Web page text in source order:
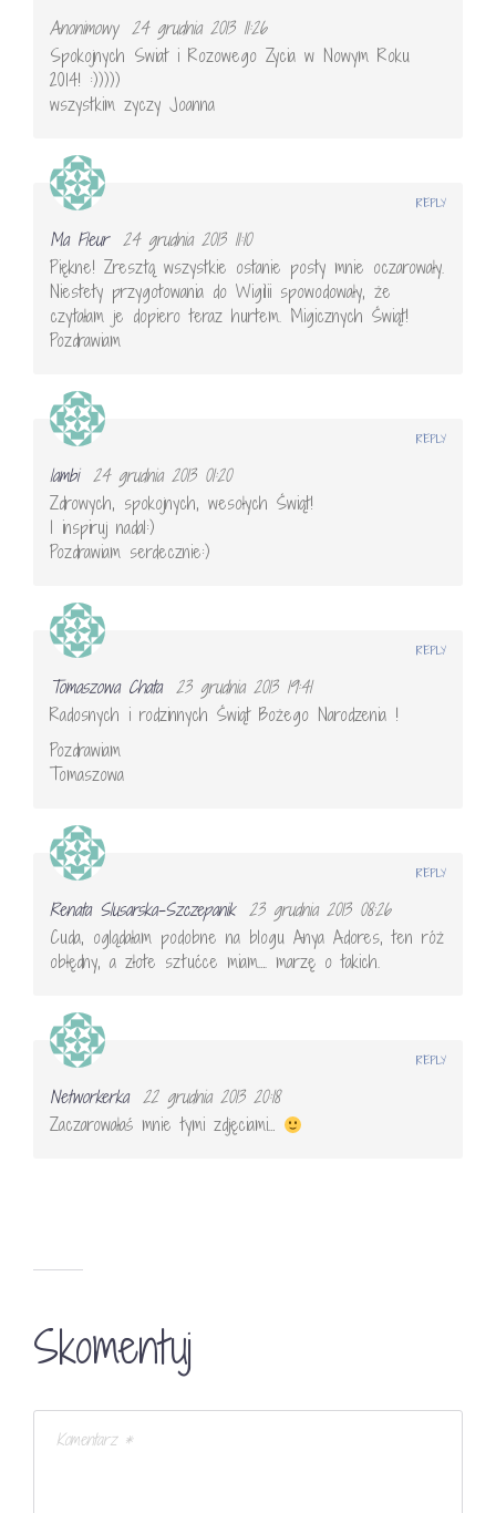
Anonimowy 24 grudnia 2013 11:26
Spokojnych Swiat i Rozowego Zycia w Nowym Roku
2014! :)))))
wszystkim zyczy Joanna
Ma Fleur 24 grudnia 2013 11:10
Piękne! Zresztą wszystkie ostanie posty mnie oczarowały.
Niestety przygotowania do Wigilii spowodowały, że
czytałam je dopiero teraz hurtem. Migicznych Świąt!
Pozdrawiam
REPLY
lambi 24 grudnia 2013 01:20
Zdrowych, spokojnych, wesołych Świąt!
I inspiruj nadal:)
Pozdrawiam serdecznie:)
REPLY
Tomaszowa Chata 23 grudnia 2013 19:41
Radosnych i rodzinnych Świąt Bożego Narodzenia !
Pozdrawiam
Tomaszowa
REPLY
Renata Slusarska-Szczepanik 23 grudnia 2013 08:26
Cuda, oglądałam podobne na blogu Anya Adores, ten róż
obłędny, a złote sztućce miam…. marzę o takich.
REPLY
Networkerka 22 grudnia 2013 20:18
Zaczarowałaś mnie tymi zdjęciami…
REPLY
Skomentuj